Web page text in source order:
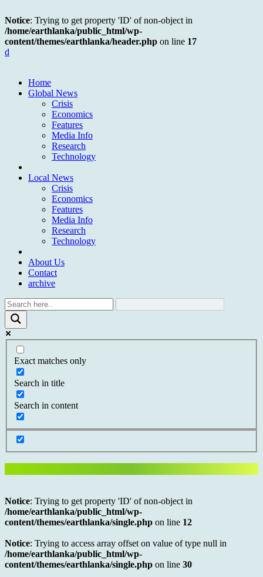
Notice: Trying to get property 'ID' of non-object in
/home/earthlanka/public_html/wp-
content/themes/earthlanka/header.php on line 17
d
Home
Global News
Crisis
Economics
Features
Media Info
Research
Technology
Local News
Crisis
Economics
Features
Media Info
Research
Technology
About Us
Contact
archive
Exact matches only
Search in title
Search in content
Notice: Trying to get property 'ID' of non-object in
/home/earthlanka/public_html/wp-
content/themes/earthlanka/single.php on line 12
Notice: Trying to access array offset on value of type null in
/home/earthlanka/public_html/wp-
content/themes/earthlanka/single.php on line 30